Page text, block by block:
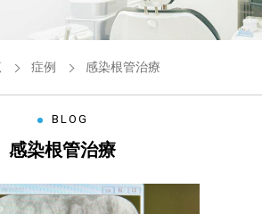
症例 感染根管治療
BLOG
感染根管治療